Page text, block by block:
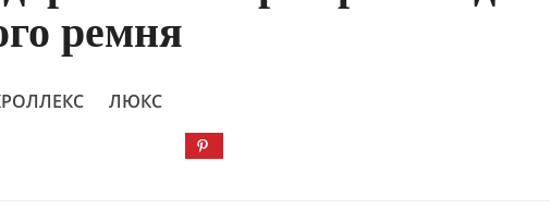
ремня
ЛЮКС